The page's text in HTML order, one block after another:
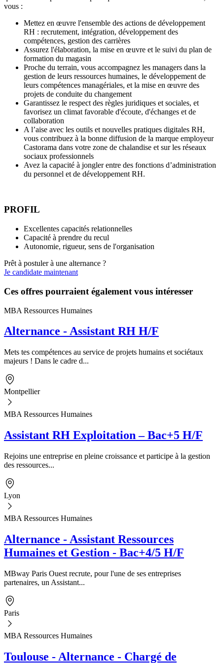
vous :
Mettez en œuvre l'ensemble des actions de développement
RH : recrutement, intégration, développement des
compétences, gestion des carrières
Assurez l'élaboration, la mise en œuvre et le suivi du plan de
formation du magasin
Proche du terrain, vous accompagnez les managers dans la
gestion de leurs ressources humaines, le développement de
leurs compétences managériales, et la mise en œuvre des
projets de conduite du changement
Garantissez le respect des règles juridiques et sociales, et
favorisez un climat favorable d'écoute, d'échanges et de
collaboration
A l’aise avec les outils et nouvelles pratiques digitales RH,
vous contribuez à la bonne diffusion de la marque employeur
Castorama dans votre zone de chalandise et sur les réseaux
sociaux professionnels
Avez la capacité à jongler entre des fonctions d’administration
du personnel et de développement RH.
PROFIL
Excellentes capacités relationnelles
Capacité à prendre du recul
Autonomie, rigueur, sens de l'organisation
Prêt à postuler à une alternance ?
Je candidate maintenant
Ces offres pourraient également vous intéresser
MBA Ressources Humaines
Alternance - Assistant RH H/F
Mets tes compétences au service de projets humains et sociétaux
majeurs ! Dans le cadre d...
Montpellier
MBA Ressources Humaines
Assistant RH Exploitation – Bac+5 H/F
Rejoins une entreprise en pleine croissance et participe à la gestion
des ressources...
Lyon
MBA Ressources Humaines
Alternance - Assistant Ressources
Humaines et Gestion - Bac+4/5 H/F
MBway Paris Ouest recrute, pour l'une de ses entreprises
partenaires, un Assistant...
Paris
MBA Ressources Humaines
Toulouse - Alternance - Chargé de